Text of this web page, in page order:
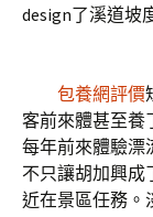
design了溪道坡
包養網評價
客前來體甚至養
每年前來體驗漂
不只讓胡加興成
近在景區任務。